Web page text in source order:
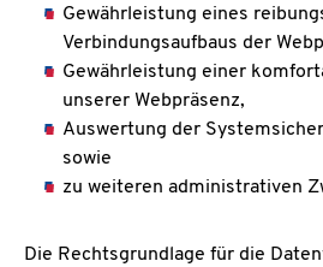
Gewährleistung eines
Verbindungsaufbaus der
Gewährleistung einer
unserer Webpräsenz,
Auswertung der
sowie
zu weiteren administrativen
Die Rechtsgrundlage für die